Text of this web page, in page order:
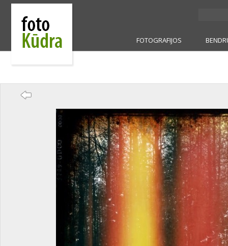
FOTOGRAFIJOS